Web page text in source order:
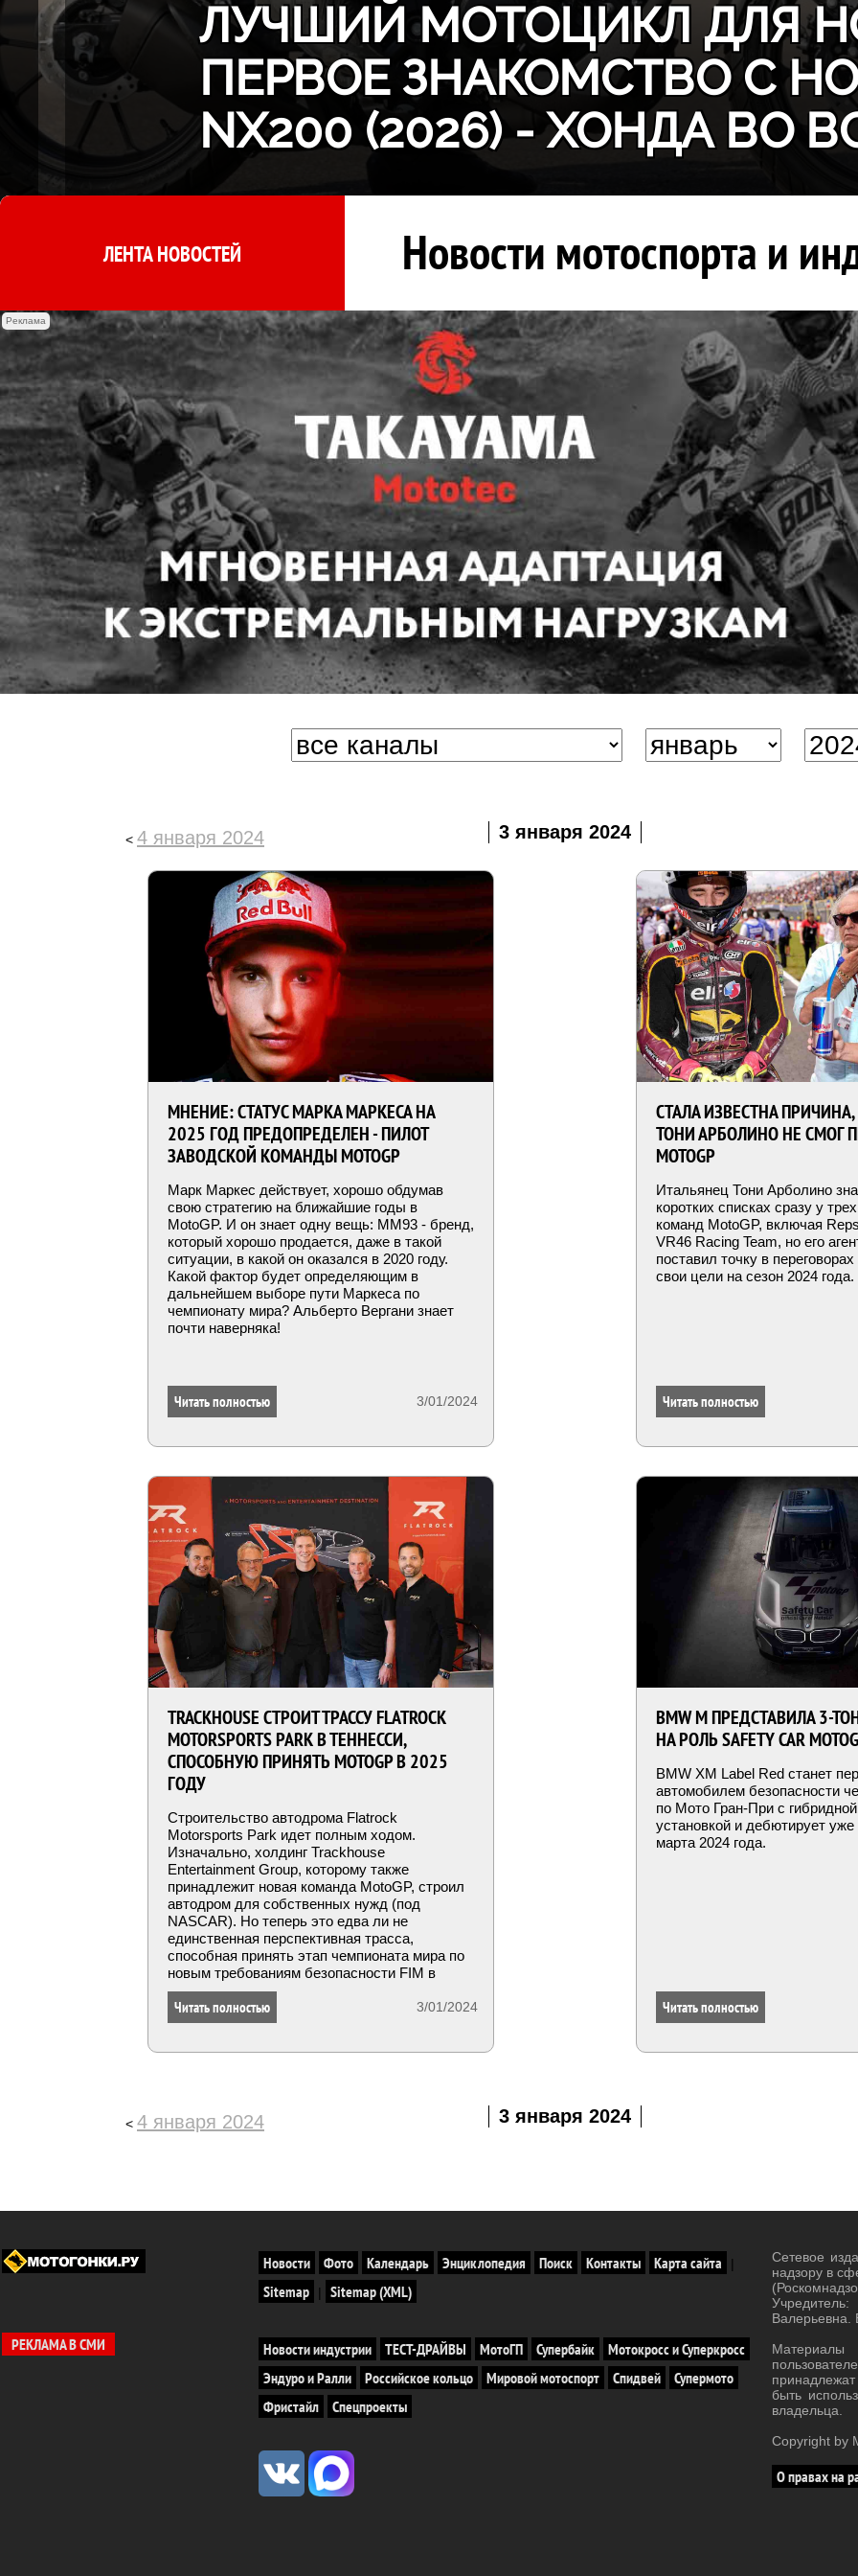
ЛУЧШИЙ МОТОЦИКЛ ДЛЯ
ПЕРВОЕ ЗНАКОМСТВО С
NX200 (2026) - ХОНДА ВО
ЛЕНТА НОВОСТЕЙ Новости мотоспорта и
Реклама
< 4 января 2024 3 января 2024
МНЕНИЕ: СТАТУС МАРКА МАРКЕСА НА
2025 ГОД ПРЕДОПРЕДЕЛЕН - ПИЛОТ
ЗАВОДСКОЙ КОМАНДЫ MOTOGP
Марк Маркес действует, хорошо обдумав
свою стратегию на ближайшие годы в
MotoGP. И он знает одну вещь: MM93 - бренд,
который хорошо продается, даже в такой
ситуации, в какой он оказался в 2020 году.
Какой фактор будет определяющим в
дальнейшем выборе пути Маркеса по
чемпионату мира? Альберто Вергани знает
почти наверняка!
3/01/2024
Читать полностью
СТАЛА ИЗВЕСТНА
ТОНИ АРБОЛИНО НЕ СМОГ
MOTOGP
Итальянец Тони Арболино
коротких списках сразу у
команд MotoGP, включая
VR46 Racing Team, но его
поставил точку в
свои цели на сезон 2024 года.
Читать полностью
TRACKHOUSE СТРОИТ ТРАССУ FLATROCK
MOTORSPORTS PARK В ТЕННЕССИ,
СПОСОБНУЮ ПРИНЯТЬ MOTOGP В 2025
ГОДУ
Строительство автодрома Flatrock
Motorsports Park идет полным ходом.
Изначально, холдинг Trackhouse
Entertainment Group, которому также
принадлежит новая команда MotoGP, строил
автодром для собственных нужд (под
NASCAR). Но теперь это едва ли не
единственная перспективная трасса,
способная принять этап чемпионата мира по
новым требованиям безопасности FIM в
ближайшие 2-3 года. Что о ней известно?
3/01/2024
Читать полностью
BMW M ПРЕДСТАВИЛА 3-
НА РОЛЬ SAFETY CAR
BMW XM Label Red станет
автомобилем безопасности
по Мото Гран-При с
установкой и дебютирует
марта 2024 года.
Читать полностью
< 4 января 2024 3 января 2024
РЕКЛАМА В СМИ
Новости Фото Календарь Энциклопедия Поиск Контакты Карта сайта |
Sitemap | Sitemap (XML)
Новости индустрии ТЕСТ-ДРАЙВЫ МотоГП Супербайк
Мотокросс и Суперкросс
Эндуро и Ралли
Российское кольцо Мировой мотоспорт Спидвей
Супермото
Фристайл
Спецпроекты
Сетевое
надзору в
Валерьевна.
быть
владельца.
Copyright by
О правах на